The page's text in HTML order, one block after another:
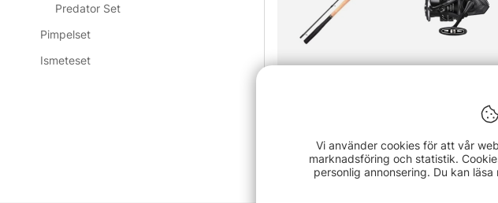
Predator Set
Pimpelset
Ismeteset
Vi använder cookies för att vår
marknadsföring och statistik.
personlig annonsering. Du kan läsa